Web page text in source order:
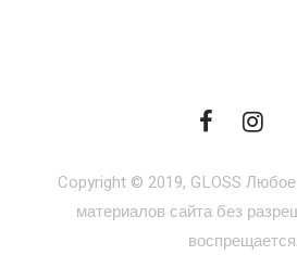
Copyright © 2019, GLOSS
материалов сайта без
воспрещается.